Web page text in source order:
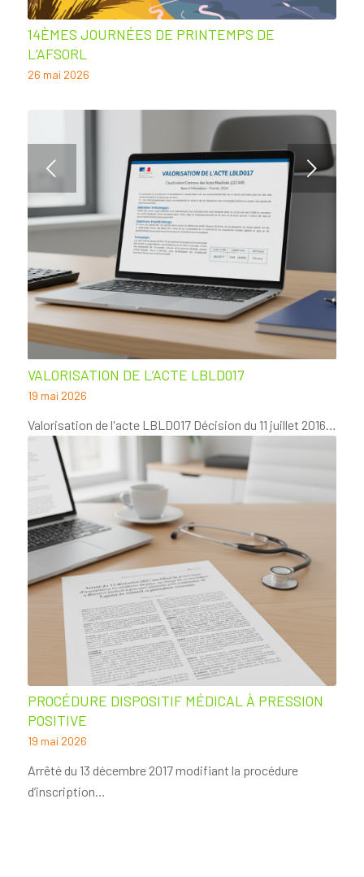
14ÈMES JOURNÉES DE PRINTEMPS DE
L’AFSORL
26 mai 2026
VALORISATION DE L’ACTE LBLD017
19 mai 2026
Valorisation de l'acte LBLD017 Décision du 11 juillet 2016…
PROCÉDURE DISPOSITIF MÉDICAL À PRESSION
POSITIVE
19 mai 2026
Arrêté du 13 décembre 2017 modifiant la procédure
d’inscription…
Suivant